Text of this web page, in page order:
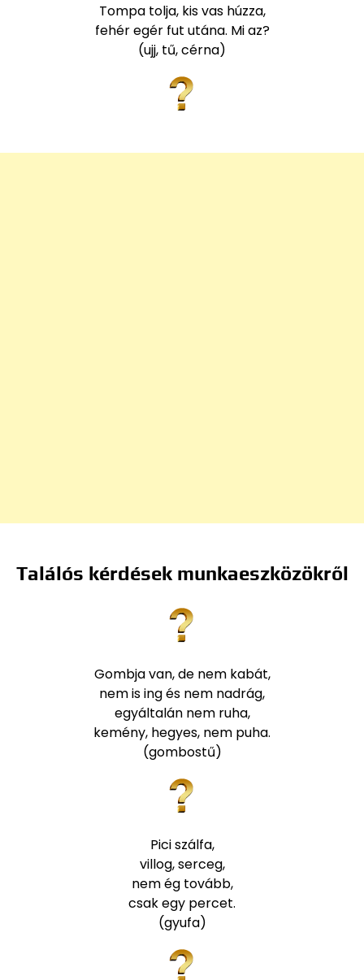
Tompa tolja, kis vas húzza,
fehér egér fut utána. Mi az?
(ujj, tű, cérna)
Találós kérdések munkaeszközökről
Gombja van, de nem kabát,
nem is ing és nem nadrág,
egyáltalán nem ruha,
kemény, hegyes, nem puha.
(gombostű)
Pici szálfa,
villog, serceg,
nem ég tovább,
csak egy percet.
(gyufa)